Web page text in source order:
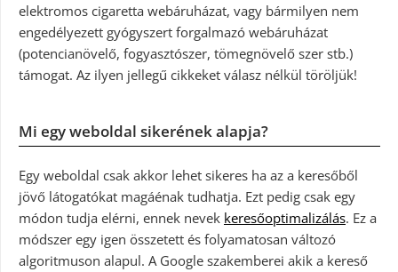
elektromos cigaretta webáruházat, vagy bármilyen nem
engedélyezett gyógyszert forgalmazó webáruházat
(potencianövelő, fogyasztószer, tömegnövelő szer stb.)
támogat. Az ilyen jellegű cikkeket válasz nélkül töröljük!
Mi egy weboldal sikerének alapja?
Egy weboldal csak akkor lehet sikeres ha az a keresőből
jövő látogatókat magáénak tudhatja. Ezt pedig csak egy
módon tudja elérni, ennek nevek keresőoptimalizálás. Ez a
módszer egy igen összetett és folyamatosan változó
algoritmuson alapul. A Google szakemberei akik a kereső